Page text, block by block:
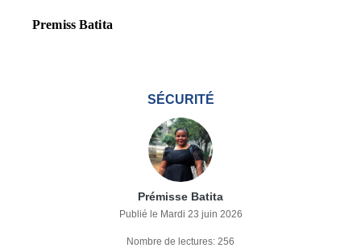
Premiss Batita
SÉCURITÉ
Prémisse Batita
Publié le Mardi 23 juin 2026
Nombre de lectures: 256